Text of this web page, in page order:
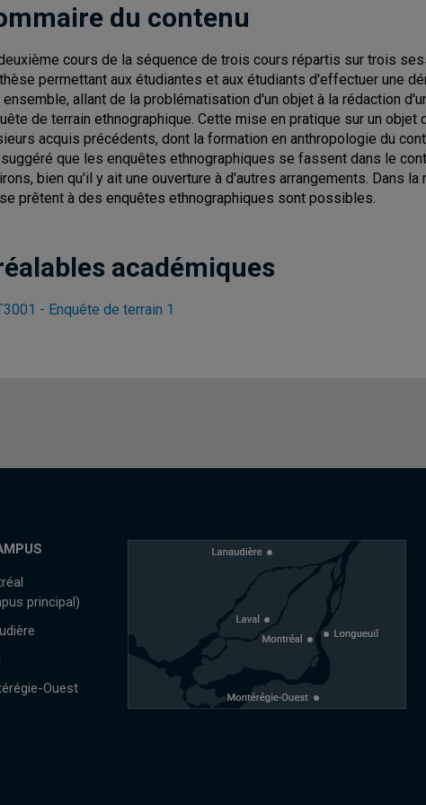
du contenu
cours de la séquence de trois cours répartis sur trois
permettant aux étudiantes et aux étudiants d'effectuer une
allant de la problématisation d'un objet à la rédaction
de terrain ethnographique. Cette mise en pratique sur un
acquis précédents, dont la formation en anthropologie du
que les enquêtes ethnographiques se fassent dans le
bien qu'il y ait une ouverture à d'autres arrangements. Dans
prêtent à des enquêtes ethnographiques sont possibles.
académiques
- Enquête de terrain 1
principal)
Ouest